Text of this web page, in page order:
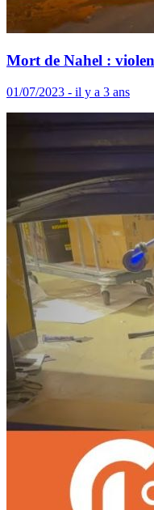
Mort de Nahel :
01/07/2023 - il y a 3 ans